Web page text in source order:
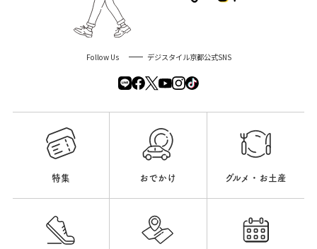
Follow Us デジスタイル京都公式SNS
特集 おでかけ グルメ・お土産